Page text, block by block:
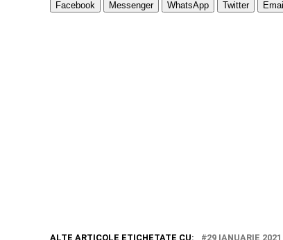
Facebook Messenger WhatsApp Twitter Email
ALTE ARTICOLE ETICHETATE CU: 29 IANUARIE 2021